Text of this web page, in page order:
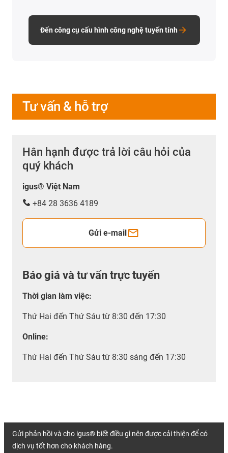
Đến công cụ cấu hình công nghệ tuyến tính
Tư vấn & hỗ trợ
Hân hạnh được trả lời câu hỏi của
quý khách
igus® Việt Nam
+84 28 3636 4189
Gửi e-mail
Báo giá và tư vấn trực tuyến
Thời gian làm việc:
Thứ Hai đến Thứ Sáu từ 8:30 đến 17:30
Online:
Thứ Hai đến Thứ Sáu từ 8:30 sáng đến 17:30
Gửi phản hồi và cho igus® biết điều gì nên được cải thiện để có
dịch vụ tốt hơn cho khách hàng.